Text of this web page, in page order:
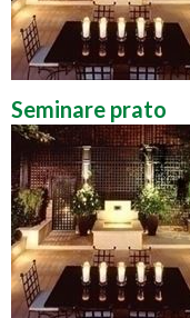
Seminare prato